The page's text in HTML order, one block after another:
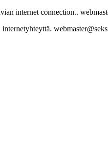
internet connection..